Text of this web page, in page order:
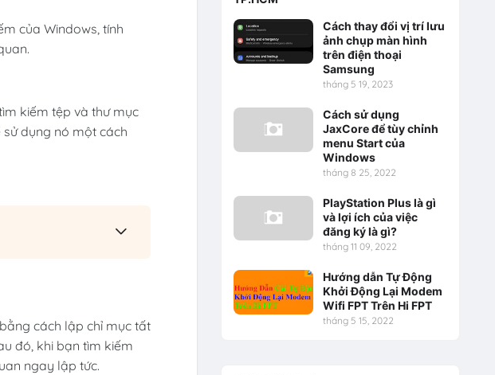
của Windows, tính
kiếm tệp và thư mục
dụng nó một cách
cách lập chỉ mục tất
đó, khi bạn tìm kiếm
ngay lập tức.
Cách thay đổi vị trí lưu
ảnh chụp màn hình
trên điện thoại
Samsung
tháng 5 19, 2023
Cách sử dụng
JaxCore để tùy chỉnh
menu Start của
Windows
tháng 8 25, 2022
PlayStation Plus là gì
và lợi ích của việc
đăng ký là gì?
tháng 11 09, 2022
Hướng dẫn Tự Động
Khởi Động Lại Modem
Wifi FPT Trên Hi FPT
tháng 5 15, 2022